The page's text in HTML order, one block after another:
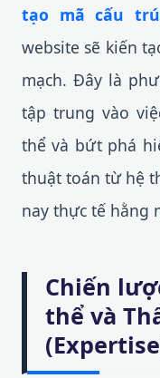
tạo mã cấu
website sẽ kiến
mạch. Đây là
tập trung vào
thể và bứt phá
thuật toán từ hệ
nay thực tế hằng
Chiến
thể và